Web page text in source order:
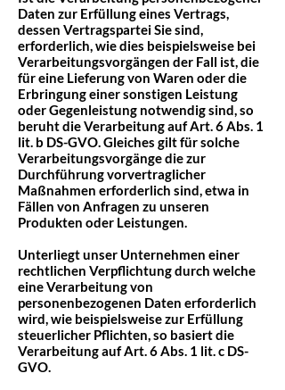
Daten zur Erfüllung eines Vertrags,
dessen Vertragspartei Sie sind,
erforderlich, wie dies beispielsweise bei
Verarbeitungsvorgängen der Fall ist, die
für eine Lieferung von Waren oder die
Erbringung einer sonstigen Leistung
oder Gegenleistung notwendig sind, so
beruht die Verarbeitung auf Art. 6 Abs. 1
lit. b DS-GVO. Gleiches gilt für solche
Verarbeitungsvorgänge die zur
Durchführung vorvertraglicher
Maßnahmen erforderlich sind, etwa in
Fällen von Anfragen zu unseren
Produkten oder Leistungen.
Unterliegt unser Unternehmen einer
rechtlichen Verpflichtung durch welche
eine Verarbeitung von
personenbezogenen Daten erforderlich
wird, wie beispielsweise zur Erfüllung
steuerlicher Pflichten, so basiert die
Verarbeitung auf Art. 6 Abs. 1 lit. c DS-
GVO.